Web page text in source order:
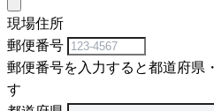
現場住所
郵便番号
郵便番号を入力すると都道府県
す